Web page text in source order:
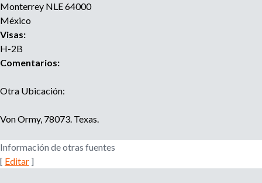
a
e
a
m
i
Monterrey NLE64000
México
Visas:
H-2B
Comentarios:
Otra Ubicación:
Von Ormy, 78073. Texas.
Información de otras fuentes
[ Editar ]